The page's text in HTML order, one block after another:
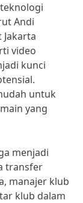
Andi
video
kunci
untuk
yang
menjadi
transfer
manajer klub
klub dalam